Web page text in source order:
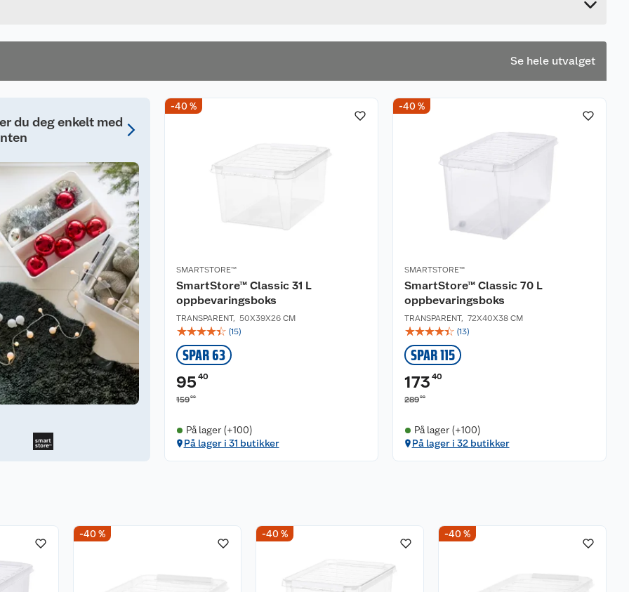
organisere ulike
kan derfor brukes
Se hele utvalget
du deg enkelt med
-40 %
SMARTSTORE™
SmartStore™ Classic 31 L
oppbevaringsboks
TRANSPARENT, 50X39X26 CM
☆☆☆☆☆ (15)
SPAR 63
95 40
15900
På lager (+100)
På lager i 31 butikker
-40 %
SMARTSTORE™
SmartStore™ Classic 70 L
oppbevaringsboks
TRANSPARENT, 72X40X38 CM
☆☆☆☆☆ (13)
SPAR 115
173 40
28900
På lager (+100)
På lager i 32 butikker
-40 % -40 % -40 %